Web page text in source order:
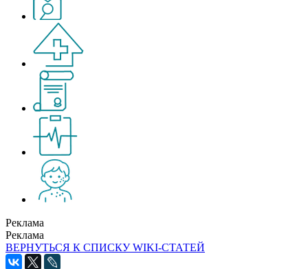
Реклама
Реклама
ВЕРНУТЬСЯ К СПИСКУ WIKI-СТАТЕЙ